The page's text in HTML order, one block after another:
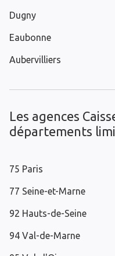
Dugny
Eaubonne
Aubervilliers
Les agences
départements
75 Paris
77 Seine-et-Marne
92 Hauts-de-Seine
94 Val-de-Marne